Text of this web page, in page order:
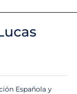
Española y